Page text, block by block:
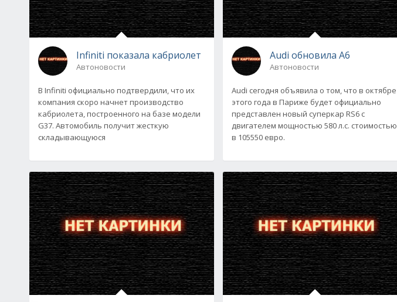
Infiniti показала кабриолет
Автоновости
В Infiniti официально подтвердили, что их
компания скоро начнет производство
кабриолета, построенного на базе модели
G37. Автомобиль получит жесткую
складывающуюся
Audi обновила А6
Автоновости
Audi сегодня объявила о том, что в октябре
этого года в Париже будет официально
представлен новый суперкар RS6 с
двигателем мощностью 580 л.с. стоимостью
в 105550 евро.